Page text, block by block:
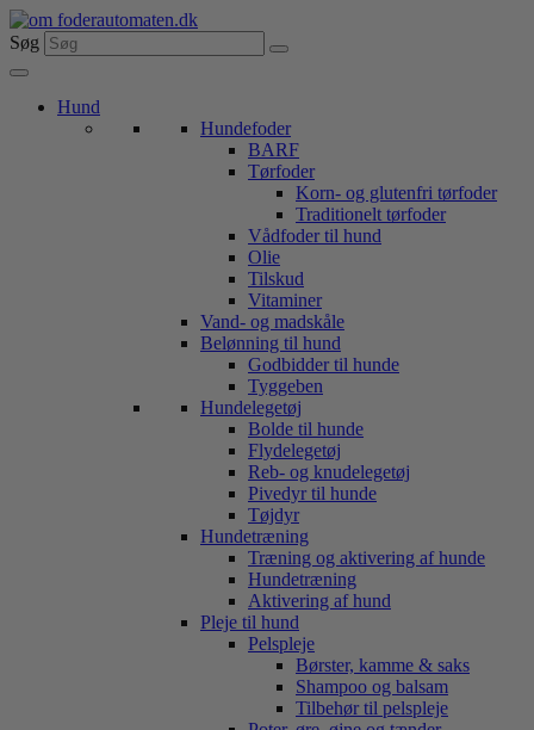
Videre
til
indhold
Søg
Hund
Hundefoder
BARF
Tørfoder
Korn- og glutenfri tørfoder
Traditionelt tørfoder
Vådfoder til hund
Olie
Tilskud
Vitaminer
Vand- og madskåle
Belønning til hund
Godbidder til hunde
Tyggeben
Hundelegetøj
Bolde til hunde
Flydelegetøj
Reb- og knudelegetøj
Pivedyr til hunde
Tøjdyr
Hundetræning
Træning og aktivering af hunde
Hundetræning
Aktivering af hund
Pleje til hund
Pelspleje
Børster, kamme & saks
Shampoo og balsam
Tilbehør til pelspleje